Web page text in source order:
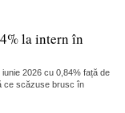
la intern în
2026 cu 0,84% față de
ce scăzuse brusc în